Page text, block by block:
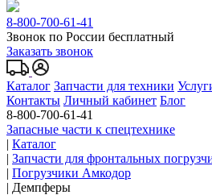
8-800-700-61-41
Звонок по России бесплатный
Заказать звонок
Каталог Запчасти для техники
Контакты Личный кабинет Блог
8-800-700-61-41
Запасные части к спецтехнике
| Каталог
| Запчасти для фронтальных
| Погрузчики Амкодор
| Демпферы